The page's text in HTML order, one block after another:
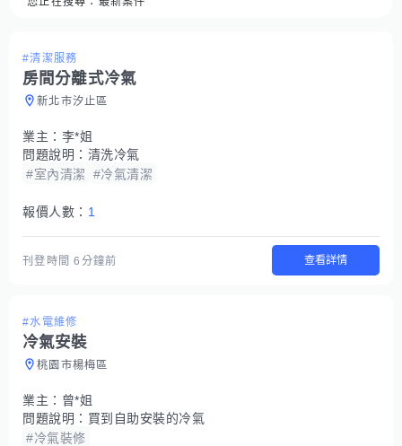
#清潔服務
房間分離式冷氣
新北市汐止區
業主： 李*姐
問題說明： 清洗冷氣
#室內清潔
#冷氣清潔
報價人數： 1
刊登時間6分鐘前 查看詳情
#水電維修
冷氣安裝
桃園市楊梅區
業主： 曾*姐
問題說明： 買到自助安裝的冷氣
#冷氣裝修